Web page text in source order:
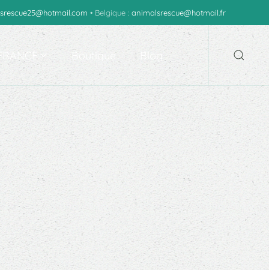
• Belgique : animalsrescue@hotmail.fr
Boutique Blog